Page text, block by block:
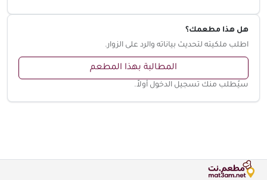
هل هذا مطعمك؟
اطلب ملكيته لتحديث بياناته والرد على الزوار.
المطالبة بهذا المطعم
سيُطلب منك تسجيل الدخول أولاً.